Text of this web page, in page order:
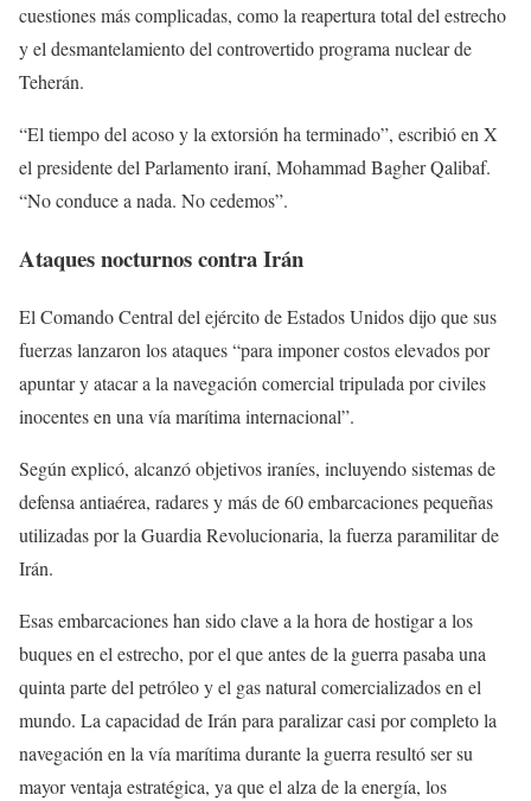
cuestiones más complicadas, como la reapertura total del estrecho
y el desmantelamiento del controvertido programa nuclear de
Teherán.
“El tiempo del acoso y la extorsión ha terminado”, escribió en X
el presidente del Parlamento iraní, Mohammad Bagher Qalibaf.
“No conduce a nada. No cedemos”.
Ataques nocturnos contra Irán
El Comando Central del ejército de Estados Unidos dijo que sus
fuerzas lanzaron los ataques “para imponer costos elevados por
apuntar y atacar a la navegación comercial tripulada por civiles
inocentes en una vía marítima internacional”.
Según explicó, alcanzó objetivos iraníes, incluyendo sistemas de
defensa antiaérea, radares y más de 60 embarcaciones pequeñas
utilizadas por la Guardia Revolucionaria, la fuerza paramilitar de
Irán.
Esas embarcaciones han sido clave a la hora de hostigar a los
buques en el estrecho, por el que antes de la guerra pasaba una
quinta parte del petróleo y el gas natural comercializados en el
mundo. La capacidad de Irán para paralizar casi por completo la
navegación en la vía marítima durante la guerra resultó ser su
mayor ventaja estratégica, ya que el alza de la energía, los